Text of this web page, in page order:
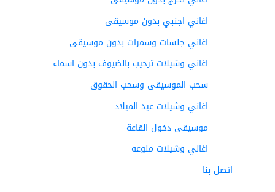
اغاني اجنبي بدون موسيقى
اغاني جلسات وسمرات بدون موسيقى
اغاني وشيلات ترحيب بالضيوف بدون اسماء
سحب الموسيقى وسحب الحقوق
اغاني وشيلات عيد الميلاد
موسيقى دخول القاعة
اغاني وشيلات منوعه
اتصل بنا